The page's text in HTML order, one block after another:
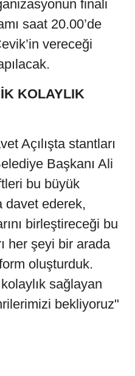
finali
saat 20.00’de
vereceği
KOLAYLIK
Açılışta stantları
Başkanı Ali
bu büyük
davet ederek,
birleştireceği bu
her şeyi bir arada
oluşturduk.
sağlayan
bekliyoruz"